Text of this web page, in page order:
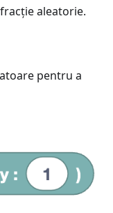
aleatorie.
pentru a